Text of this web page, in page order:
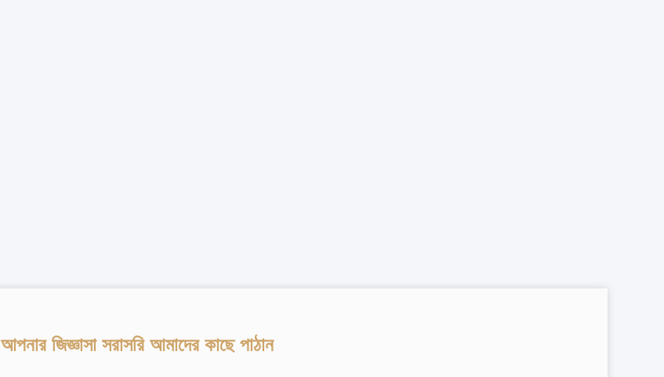
আপনার জিজ্ঞাসা সরাসরি আমাদের কাছে পাঠান